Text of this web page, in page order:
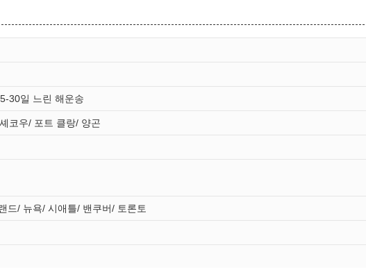
30일 느린 해운송
코우/ 포트 클랑/ 양곤
드/ 뉴욕/ 시애틀/ 밴쿠버/ 토론토